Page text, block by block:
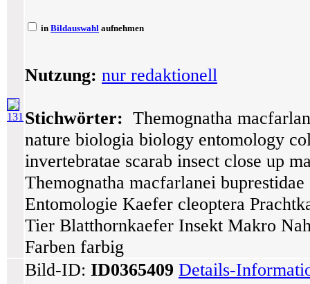
131
in Bildauswahl aufnehmen
Nutzung: nur redaktionell
Stichwörter: Themognatha
nature biologia biology entomology
invertebratae scarab insect close up
Themognatha macfarlanei
Entomologie Kaefer cleoptera
Tier Blatthornkaefer Insekt Makro
Farben farbig
Bild-ID: ID0365409 Details-